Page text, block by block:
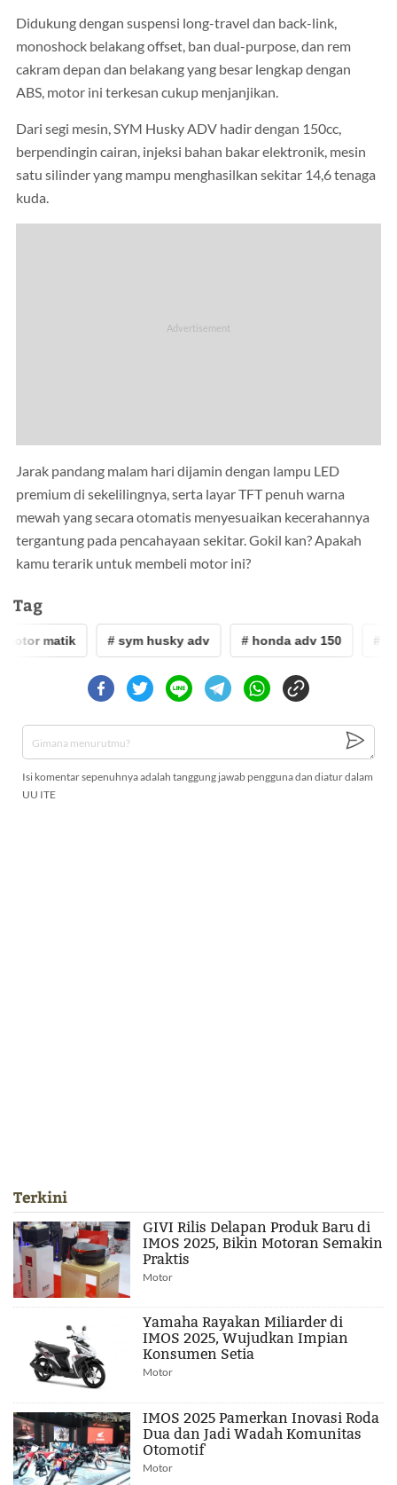
Didukung dengan suspensi long-travel dan back-link,
monoshock belakang offset, ban dual-purpose, dan rem
cakram depan dan belakang yang besar lengkap dengan
ABS, motor ini terkesan cukup menjanjikan.
Dari segi mesin, SYM Husky ADV hadir dengan 150cc,
berpendingin cairan, injeksi bahan bakar elektronik, mesin
satu silinder yang mampu menghasilkan sekitar 14,6 tenaga
kuda.
Jarak pandang malam hari dijamin dengan lampu LED
premium di sekelilingnya, serta layar TFT penuh warna
mewah yang secara otomatis menyesuaikan kecerahannya
tergantung pada pencahayaan sekitar. Gokil kan? Apakah
kamu terarik untuk membeli motor ini?
Tag
matik # sym husky adv # honda adv 150 #
Isi komentar sepenuhnya adalah tanggung jawab pengguna dan diatur dalam
UU ITE
Terkini
GIVI Rilis Delapan Produk Baru di
IMOS 2025, Bikin Motoran Semakin
Praktis
Motor
Yamaha Rayakan Miliarder di
IMOS 2025, Wujudkan Impian
Konsumen Setia
Motor
IMOS 2025 Pamerkan Inovasi Roda
Dua dan Jadi Wadah Komunitas
Otomotif
Motor